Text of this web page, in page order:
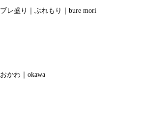
ブレ盛り｜ぶれもり｜bure mori
おかわ｜okawa